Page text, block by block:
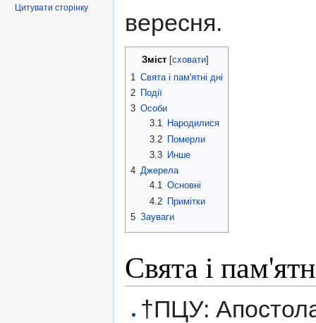
вересня.
Зміст [сховати]
1 Свята і пам'ятні дні
2 Події
3 Особи
3.1
Народилися
3.2 Померли
3.3
Инше
4 Джерела
4.1 Основні
4.2 Примітки
5 Зауваги
Свята і
†ПЦУ:
Цитувати сторінку